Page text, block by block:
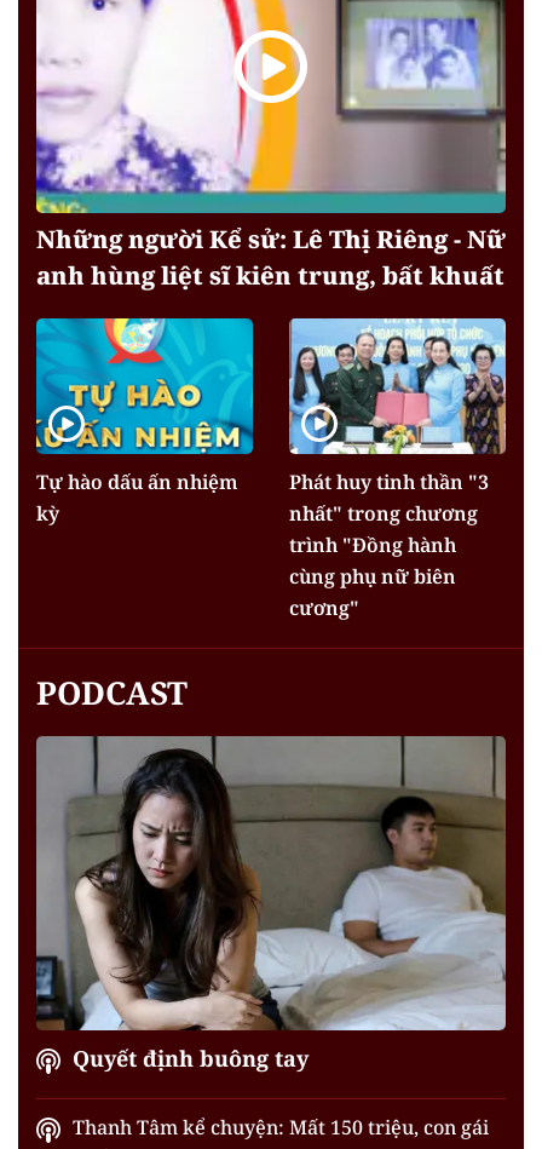
Những người Kể sử: Lê Thị Riêng - Nữ
anh hùng liệt sĩ kiên trung, bất khuất
Tự hào dấu ấn nhiệm
kỳ
Phát huy tinh thần "3
nhất" trong chương
trình "Đồng hành
cùng phụ nữ biên
cương"
PODCAST
Quyết định buông tay
Thanh Tâm kể chuyện: Mất 150 triệu, con gái